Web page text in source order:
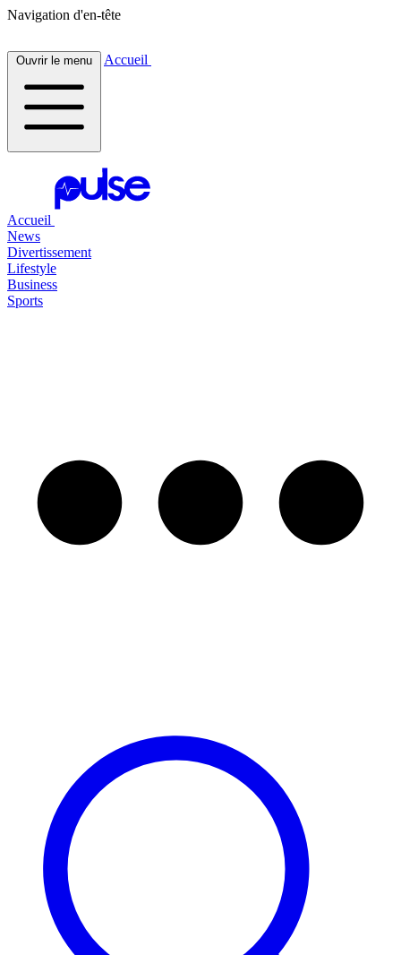
Navigation d'en-tête
Ouvrir le menu Accueil
Accueil
News
Divertissement
Lifestyle
Business
Sports